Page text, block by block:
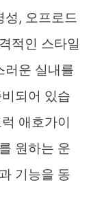
성, 오프로드
적인 스타일
러운 실내를
되어 있습
애호가이
원하는 운
기능을 동